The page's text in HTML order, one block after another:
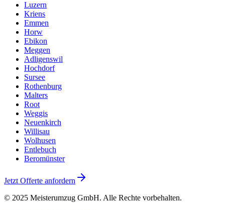
Luzern
Kriens
Emmen
Horw
Ebikon
Meggen
Adligenswil
Hochdorf
Sursee
Rothenburg
Malters
Root
Weggis
Neuenkirch
Willisau
Wolhusen
Entlebuch
Beromünster
Jetzt Offerte anfordern
© 2025 Meisterumzug GmbH. Alle Rechte vorbehalten.